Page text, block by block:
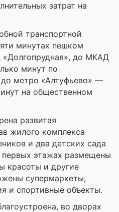
затрат на
транспортной
минутах пешком
до МКАД
минут по
метро «Алтуфьево» —
на общественном
развитая
жилого комплекса
и два детских сада
этажах размещены
красоты и другие
супермаркеты,
и спортивные объекты.
во дворах